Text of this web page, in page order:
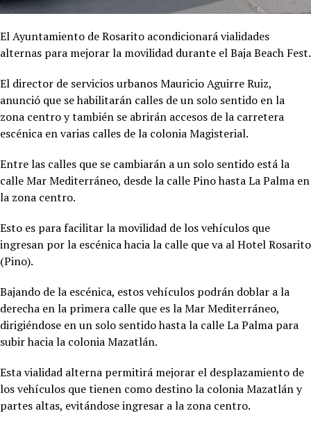
El Ayuntamiento de Rosarito acondicionará vialidades
alternas para mejorar la movilidad durante el Baja Beach Fest.
El director de servicios urbanos Mauricio Aguirre Ruiz,
anunció que se habilitarán calles de un solo sentido en la
zona centro y también se abrirán accesos de la carretera
escénica en varias calles de la colonia Magisterial.
Entre las calles que se cambiarán a un solo sentido está la
calle Mar Mediterráneo, desde la calle Pino hasta La Palma en
la zona centro.
Esto es para facilitar la movilidad de los vehículos que
ingresan por la escénica hacia la calle que va al Hotel Rosarito
(Pino).
Bajando de la escénica, estos vehículos podrán doblar a la
derecha en la primera calle que es la Mar Mediterráneo,
dirigiéndose en un solo sentido hasta la calle La Palma para
subir hacia la colonia Mazatlán.
Esta vialidad alterna permitirá mejorar el desplazamiento de
los vehículos que tienen como destino la colonia Mazatlán y
partes altas, evitándose ingresar a la zona centro.